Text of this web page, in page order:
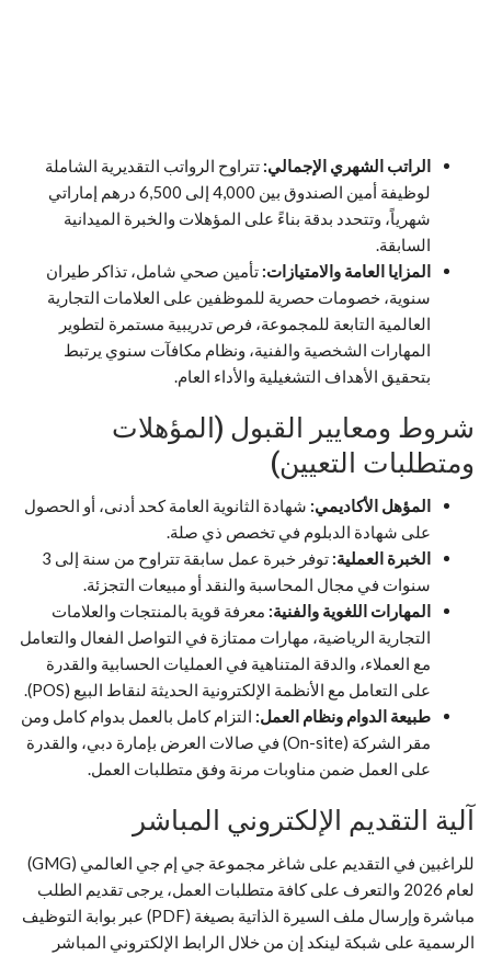
الراتب الشهري الإجمالي: تتراوح الرواتب التقديرية الشاملة
لوظيفة أمين الصندوق بين 4,000 إلى 6,500 درهم إماراتي
شهرياً، وتتحدد بدقة بناءً على المؤهلات والخبرة الميدانية
السابقة.
المزايا العامة والامتيازات: تأمين صحي شامل، تذاكر طيران
سنوية، خصومات حصرية للموظفين على العلامات التجارية
العالمية التابعة للمجموعة، فرص تدريبية مستمرة لتطوير
المهارات الشخصية والفنية، ونظام مكافآت سنوي يرتبط
بتحقيق الأهداف التشغيلية والأداء العام.
شروط ومعايير القبول (المؤهلات
ومتطلبات التعيين)
المؤهل الأكاديمي: شهادة الثانوية العامة كحد أدنى، أو الحصول
على شهادة الدبلوم في تخصص ذي صلة.
الخبرة العملية:
توفر خبرة عمل سابقة تتراوح من سنة إلى 3
سنوات في مجال المحاسبة والنقد أو مبيعات التجزئة.
المهارات اللغوية والفنية: معرفة قوية بالمنتجات والعلامات
التجارية الرياضية، مهارات ممتازة في التواصل الفعال والتعامل
مع العملاء، والدقة المتناهية في العمليات الحسابية والقدرة
على التعامل مع الأنظمة الإلكترونية الحديثة لنقاط البيع (POS).
طبيعة الدوام ونظام العمل: التزام كامل بالعمل بدوام كامل ومن
مقر الشركة (On-site) في صالات العرض بإمارة دبي، والقدرة
على العمل ضمن مناوبات مرنة وفق متطلبات العمل.
آلية التقديم الإلكتروني المباشر
للراغبين في التقديم على شاغر مجموعة جي إم جي العالمي (GMG)
لعام 2026 والتعرف على كافة متطلبات العمل، يرجى تقديم الطلب
مباشرة وإرسال ملف السيرة الذاتية بصيغة (PDF) عبر بوابة التوظيف
الرسمية على شبكة لينكد إن من خلال الرابط الإلكتروني المباشر